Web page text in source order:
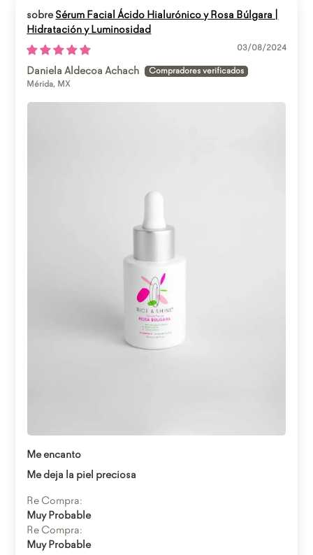
Sérum Facial Ácido Hialurónico y Rosa Búlgara |
Hidratación y Luminosidad
03/08/2024
Daniela Aldecoa Achach
Mérida, MX
Me encanto
Me deja la piel preciosa
Re Compra:
Muy Probable
Re Compra:
Muy Probable